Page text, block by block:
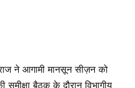
ने आगामी मानसून सीज़न को
समीक्षा बैठक के दौरान विभागीय